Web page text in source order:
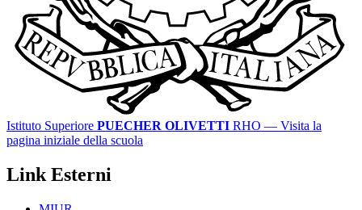
Istituto Superiore PUECHER OLIVETTI RHO — Visita la
pagina iniziale della scuola
Link Esterni